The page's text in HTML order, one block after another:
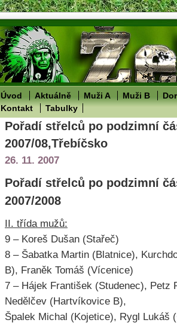
Úvod Aktuálně Muži A Muži B
Kontakt
Tabulky
Pořadí střelců po podzimní
2007/08,Třebíčsko
26. 11. 2007
Pořadí střelců po podzimní
2007/2008
II. třída mužů:
9 – Koreš Dušan (Stařeč)
8 – Šabatka Martin (Blatnice),
B), Franěk Tomáš (Vícenice)
7 – Hájek František (Studenec), Petz
Nedělčev (Hartvíkovice B),
Špalek Michal (Kojetice), Rygl Lukáš